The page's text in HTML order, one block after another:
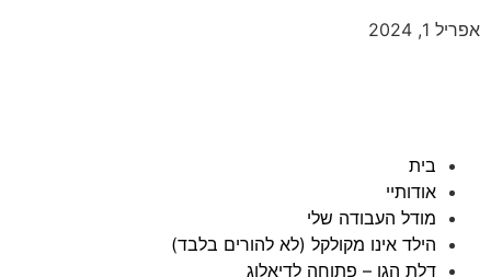
אפריל 1, 2024
בית
אודותיי
מודל העבודה שלי
הילד אינו מקולקל (לא להורים בלבד)
דלת הגן – פתוחה לדיאלוג